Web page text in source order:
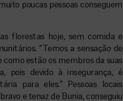
poucas pessoas conseguem
florestas hoje, sem comida e
“Temos a sensação de
como estão os membros da suas
pois devido à insegurança, é
para eles.” Pessoas locais
e tenaz de Bunia, conseguiu